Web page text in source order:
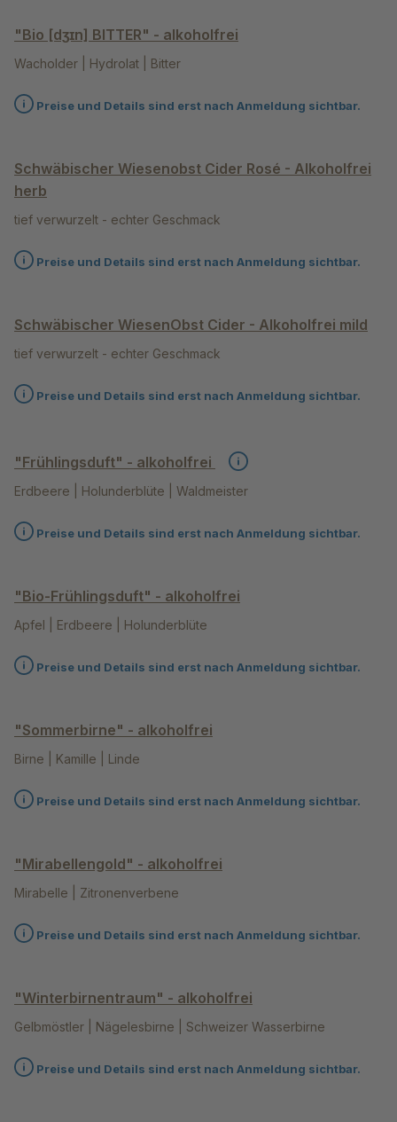
"Bio [dʒɪn] BITTER" - alkoholfrei
Wacholder | Hydrolat | Bitter
Preise und Details sind erst nach Anmeldung sichtbar.
Schwäbischer Wiesenobst Cider Rosé - Alkoholfrei
herb
tief verwurzelt - echter Geschmack
Preise und Details sind erst nach Anmeldung sichtbar.
Schwäbischer WiesenObst Cider - Alkoholfrei mild
tief verwurzelt - echter Geschmack
Preise und Details sind erst nach Anmeldung sichtbar.
"Frühlingsduft" - alkoholfrei
Erdbeere | Holunderblüte | Waldmeister
Preise und Details sind erst nach Anmeldung sichtbar.
"Bio-Frühlingsduft" - alkoholfrei
Apfel | Erdbeere | Holunderblüte
Preise und Details sind erst nach Anmeldung sichtbar.
"Sommerbirne" - alkoholfrei
Birne | Kamille | Linde
Preise und Details sind erst nach Anmeldung sichtbar.
"Mirabellengold" - alkoholfrei
Mirabelle | Zitronenverbene
Preise und Details sind erst nach Anmeldung sichtbar.
"Winterbirnentraum" - alkoholfrei
Gelbmöstler | Nägelesbirne | Schweizer Wasserbirne
Preise und Details sind erst nach Anmeldung sichtbar.